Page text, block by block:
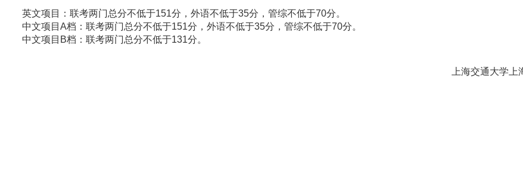
英文项目：联考两门总分不低于151分，外语不低于35分，管综不低于70分。
中文项目A档：联考两门总分不低于151分，外语不低于35分，管综不低于70分。
中文项目B档：联考两门总分不低于131分。
上海交通大学